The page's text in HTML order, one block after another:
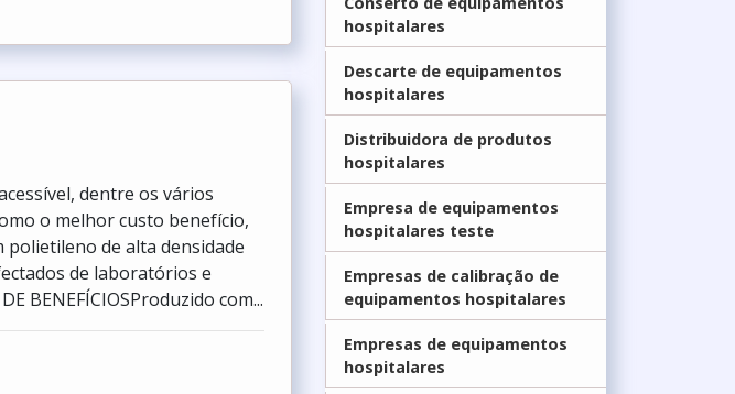
dentre os vários
o melhor custo benefício,
de alta densidade
de laboratórios e
BENEFÍCIOSProduzido com...
hospitalares
Descarte de equipamentos
hospitalares
Distribuidora de produtos
hospitalares
Empresa de equipamentos
hospitalares teste
Empresas de calibraç­ão de
equipamentos hospitalares
Empresas de equipamentos
hospitalares